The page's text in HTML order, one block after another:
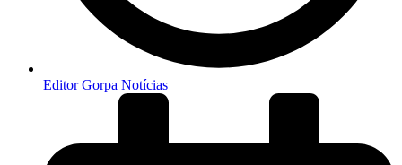
Editor Gorpa Notícias